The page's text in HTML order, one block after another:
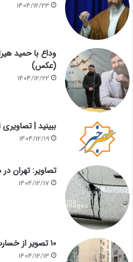
1404/12/23
وداع با حمید
(عکس)
1404/12/22
ببینید |
1404/12/19
تصاویر: تهران
1404/12/17
۱۰ تصویر از خسارت حمله هوایی به خیابان‌های تهران
1404/12/13